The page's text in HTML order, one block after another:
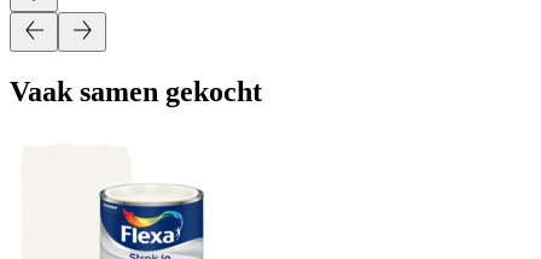
Vaak samen gekocht